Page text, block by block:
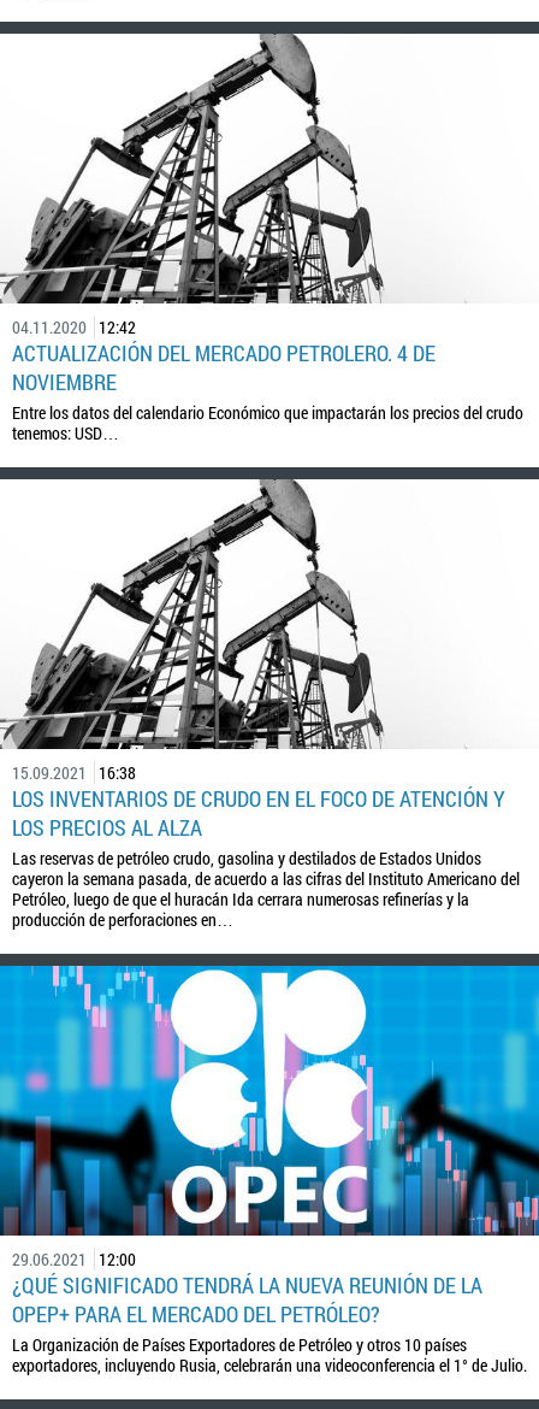
04.11.2020 12:42
ACTUALIZACIÓN DEL MERCADO PETROLERO. 4 DE
NOVIEMBRE
Entre los datos del calendario Económico que impactarán los precios del crudo
tenemos: USD…
15.09.2021 16:38
LOS INVENTARIOS DE CRUDO EN EL FOCO DE ATENCIÓN Y
LOS PRECIOS AL ALZA
Las reservas de petróleo crudo, gasolina y destilados de Estados Unidos
cayeron la semana pasada, de acuerdo a las cifras del Instituto Americano del
Petróleo, luego de que el huracán Ida cerrara numerosas refinerías y la
producción de perforaciones en…
29.06.2021 12:00
¿QUÉ SIGNIFICADO TENDRÁ LA NUEVA REUNIÓN DE LA
OPEP+ PARA EL MERCADO DEL PETRÓLEO?
La Organización de Países Exportadores de Petróleo y otros 10 países
exportadores, incluyendo Rusia, celebrarán una videoconferencia el 1° de Julio.